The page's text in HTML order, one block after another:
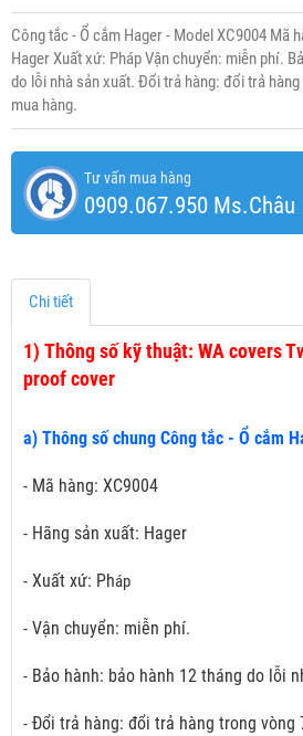
Công tắc - Ổ cắm Hager - Model XC9004 Mã
Hager Xuất xứ: Pháp Vận chuyển: miễn phí.
do lỗi nhà sản xuất. Đổi trả hàng: đổi trả
mua hàng.
Tư vấn mua hàng
0909.067.950 Ms.Châu
Chi tiết
1) Thông số kỹ thuật: WA covers
proof cover
a) Thông số chung Công tắc - Ổ cắm
- Mã hàng: XC9004
- Hãng sản xuất: Hager
- Xuất xứ: Pháp
- Vận chuyển: miễn phí.
- Bảo hành: bảo hành 12 tháng do lỗi
- Đổi trả hàng: đổi trả hàng trong vòng